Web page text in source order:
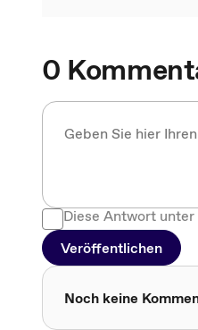
0
Diese Antwort
Veröffentlichen
Noch keine